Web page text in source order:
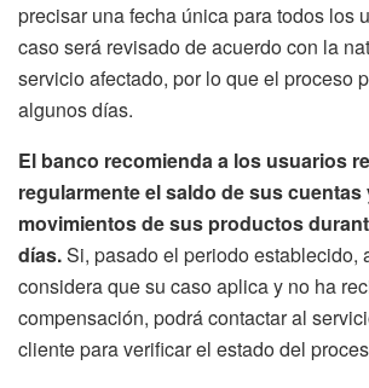
precisar una fecha única para todos los
caso será revisado de acuerdo con la
servicio afectado, por lo que el proceso
algunos días.
El banco recomienda a los usuarios
regularmente el saldo de sus cuentas
movimientos de sus productos
días.Si, pasado el periodo establecido,
considera que su caso aplica y no ha
compensación, podrá contactar al
cliente para verificar el estado del